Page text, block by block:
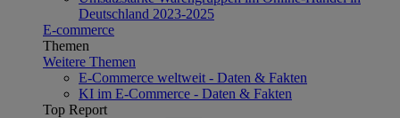
Deutschland 2023-2025
E-commerce
Themen
Weitere Themen
E-Commerce weltweit - Daten & Fakten
KI im E-Commerce - Daten & Fakten
Top Report